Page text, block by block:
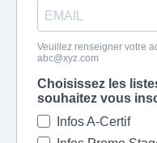
Veuillez renseigner votre
abc@xyz.com
Choisissez les
souhaitez vous
Infos A-Certif